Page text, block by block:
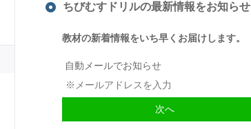
ちびむすドリルの最新情報をお知らせ
教材の新着情報をいち早くお届けします。
自動メールでお知らせ